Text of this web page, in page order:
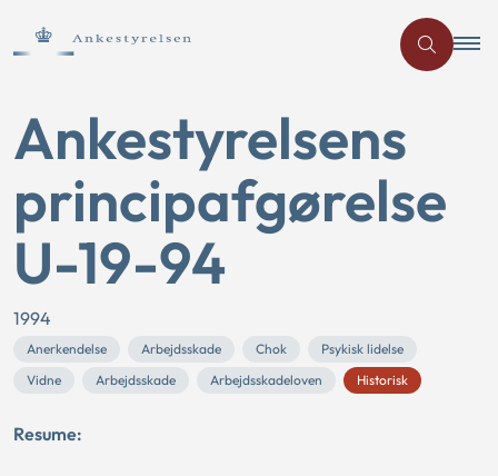
Ankestyrelsens
principafgørelse
U-19-94
1994
Anerkendelse Arbejdsskade Chok
Psykisk lidelse
Vidne
Arbejdsskade Arbejdsskadeloven Historisk
Resume: